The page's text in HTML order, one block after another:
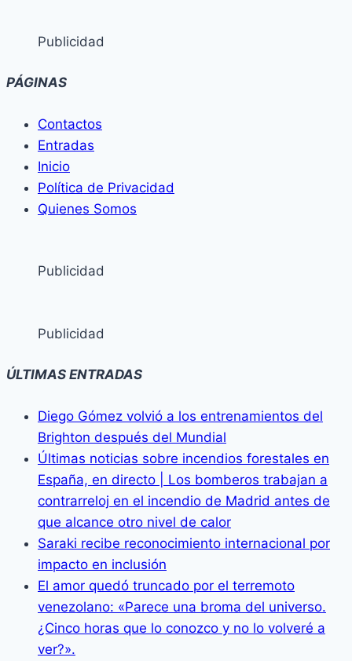
Publicidad
PÁGINAS
Contactos
Entradas
Inicio
Política de Privacidad
Quienes Somos
Publicidad
Publicidad
ÚLTIMAS ENTRADAS
Diego Gómez volvió a los entrenamientos del
Brighton después del Mundial
Últimas noticias sobre incendios forestales en
España, en directo | Los bomberos trabajan a
contrarreloj en el incendio de Madrid antes de
que alcance otro nivel de calor
Saraki recibe reconocimiento internacional por
impacto en inclusión
El amor quedó truncado por el terremoto
venezolano: «Parece una broma del universo.
¿Cinco horas que lo conozco y no lo volveré a
ver?».